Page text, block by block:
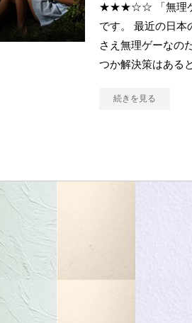
★★★☆☆ 「無理ゲ
です。 最近の日本
さえ無理ゲーなの
つか解決策はある
続きを見る